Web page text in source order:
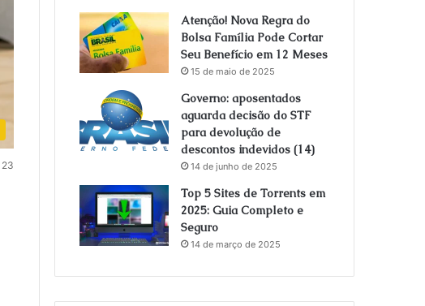
23
Atenção! Nova Regra do
Bolsa Família Pode Cortar
Seu Benefício em 12 Meses
15 de maio de 2025
Governo: aposentados
aguarda decisão do STF
para devolução de
descontos indevidos (14)
14 de junho de 2025
Top 5 Sites de Torrents em
2025: Guia Completo e
Seguro
14 de março de 2025